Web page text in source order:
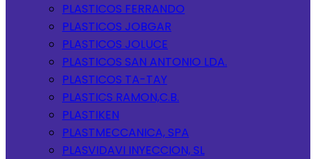
PLASTICOS FERRANDO
PLASTICOS JOBGAR
PLASTICOS JOLUCE
PLASTICOS SAN ANTONIO LDA.
PLASTICOS TA-TAY
PLASTICS RAMON,C.B.
PLASTIKEN
PLASTMECCANICA, SPA
PLASVIDAVI INYECCION, SL